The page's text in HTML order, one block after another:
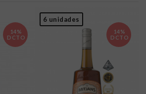
14%
DCTO
6 unidades
14%
DCTO